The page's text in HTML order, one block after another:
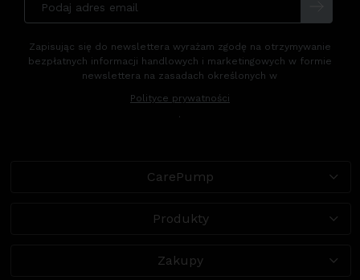
Zapisując się do newslettera wyrażam zgodę na otrzymywanie
bezpłatnych informacji handlowych i marketingowych w formie
newslettera na zasadach określonych w
Polityce prywatności
.
CarePump
Produkty
Zakupy